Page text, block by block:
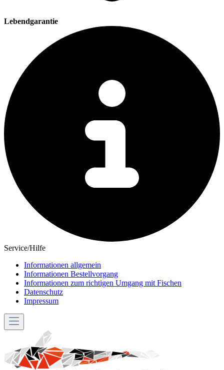
Lebendgarantie
Service/Hilfe
Informationen allgemein
Informationen Bestellvorgang
Informationen zum richtigen Umgang mit Fischen
Datenschutz
Impressum